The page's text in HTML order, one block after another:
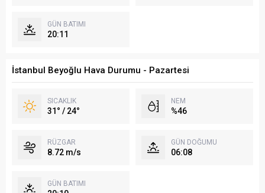
GÜN BATIMI
20:11
İstanbul Beyoğlu Hava Durumu - Pazartesi
SICAKLIK
31° / 24°
NEM
%46
RÜZGAR
8.72 m/s
GÜN DOĞUMU
06:08
GÜN BATIMI